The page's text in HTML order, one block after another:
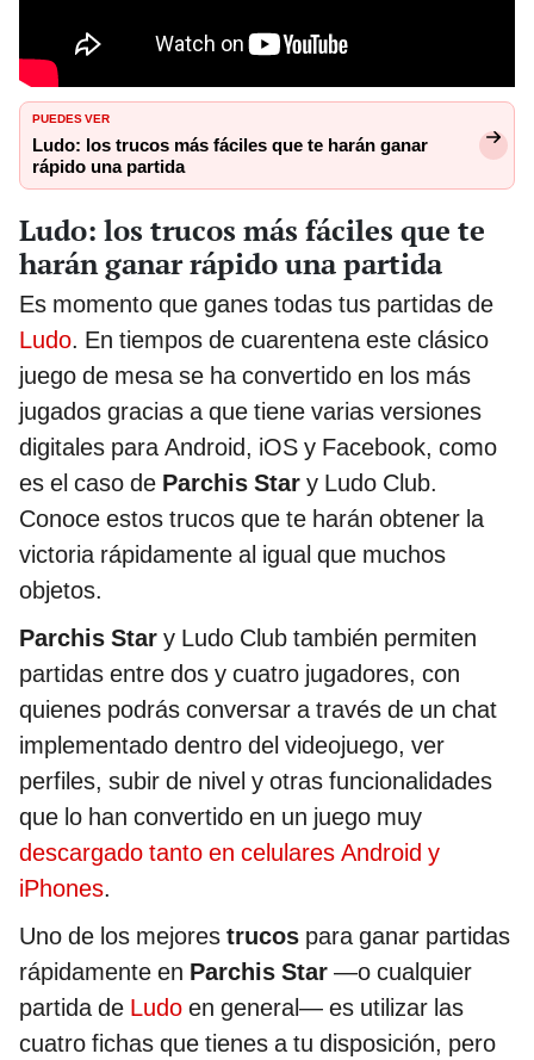
PUEDES VER
Ludo: los trucos más fáciles que te harán ganar
rápido una partida
Ludo: los trucos más fáciles que te
harán ganar rápido una partida
Es momento que ganes todas tus partidas de
Ludo. En tiempos de cuarentena este clásico
juego de mesa se ha convertido en los más
jugados gracias a que tiene varias versiones
digitales para Android, iOS y Facebook, como
es el caso de Parchis Star y Ludo Club.
Conoce estos trucos que te harán obtener la
victoria rápidamente al igual que muchos
objetos.
Parchis Star y Ludo Club también permiten
partidas entre dos y cuatro jugadores, con
quienes podrás conversar a través de un chat
implementado dentro del videojuego, ver
perfiles, subir de nivel y otras funcionalidades
que lo han convertido en un juego muy
descargado tanto en celulares Android y
iPhones.
Uno de los mejores trucos para ganar partidas
rápidamente en Parchis Star —o cualquier
partida de Ludo en general— es utilizar las
cuatro fichas que tienes a tu disposición, pero